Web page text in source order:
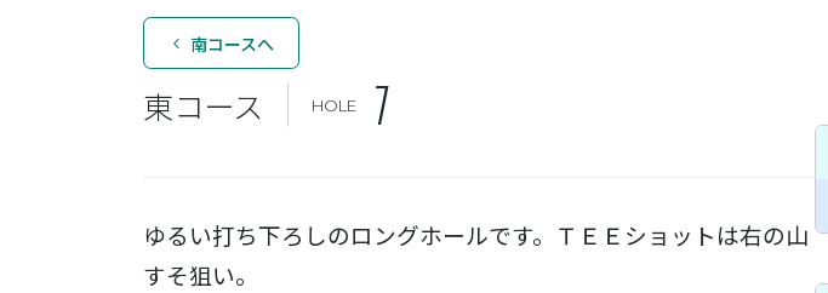
南コースへ
東コース HOLE 1
ゆるい打ち下ろしのロングホールです。ＴＥＥショットは右の山
すそ狙い。